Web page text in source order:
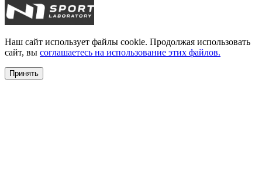
Наш сайт использует файлы cookie. Продолжая использовать
сайт, вы соглашаетесь на использование этих файлов.
Принять